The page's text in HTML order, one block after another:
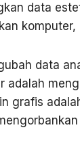
data
data
adalah
grafis